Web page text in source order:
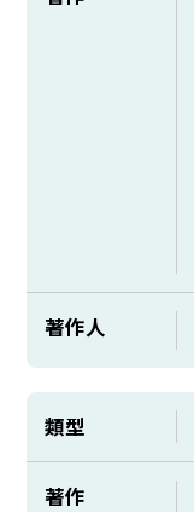
著作人
類型
著作